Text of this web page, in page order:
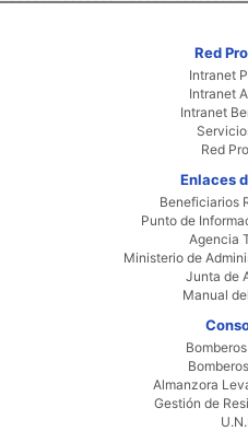
Red
Intranet
Intranet
Intranet
Red
Enlaces
Beneficiarios
Punto de
Agencia
Ministerio de
Junta de
Manual
Almanzora
Gestión de